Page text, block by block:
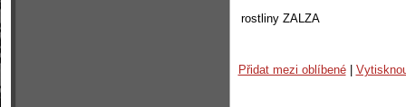
rostliny ZALZA
Přidat mezi oblíbené|